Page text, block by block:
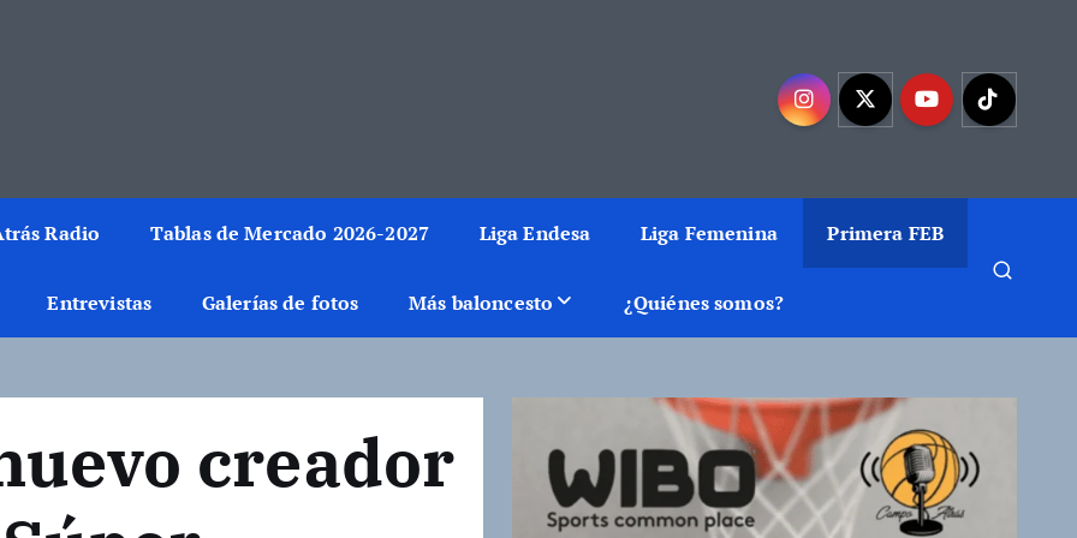
Radio Tablas de Mercado 2026-2027 Liga Endesa Liga Femenina Primera FEB
Entrevistas Galerías de fotos Más baloncesto ¿Quiénes somos?
creador